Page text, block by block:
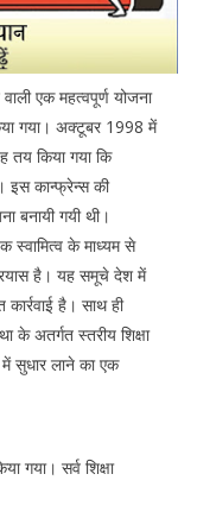
वाली एक महत्वपूर्ण योजना
गया। अक्टूबर 1998 में
तय किया गया कि
इस कान्फ्रेन्स की
बनायी गयी थी।
स्वामित्व के माध्यम से
है। यह समूचे देश में
कार्रवाई है। साथ ही
के अतर्गत स्तरीय शिक्षा
में सुधार लाने का एक
गया। सर्व शिक्षा